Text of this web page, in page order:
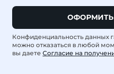
Конфиденциальность данных
можно отказаться в любой
вы даете Согласие на